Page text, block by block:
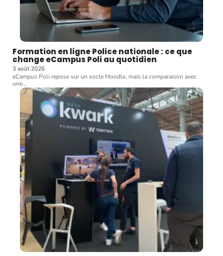
Formation en ligne Police nationale : ce que
change eCampus Poli au quotidien
3 août 2026
eCampus Poli repose sur un socle Moodle, mais la comparaison avec
une…